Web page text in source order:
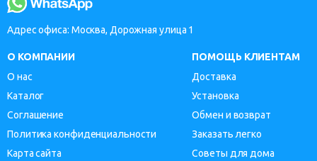
Адрес офиса: Москва, Дорожная улица 1
О КОМПАНИИ
О нас
Каталог
Соглашение
Политика конфиденциальности
Карта сайта
ПОМОЩЬ КЛИЕНТАМ
Доставка
Установка
Обмен и возврат
Заказать легко
Советы для дома